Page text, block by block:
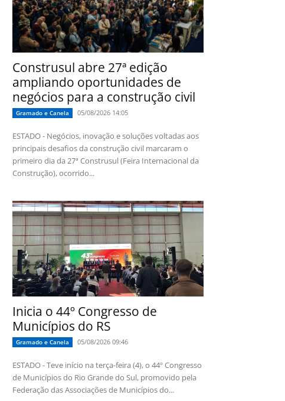
Construsul abre 27ª edição
ampliando oportunidades de
negócios para a construção civil
Gramado e Canela 05/08/2026 14:05
ESTADO - Negócios, inovação e soluções voltadas aos
principais desafios da construção civil marcaram o
primeiro dia da 27ª Construsul (Feira Internacional da
Construção), ocorrido...
Inicia o 44º Congresso de
Municípios do RS
Gramado e Canela 05/08/2026 09:46
ESTADO - Teve início na terça-feira (4), o 44º Congresso
de Municípios do Rio Grande do Sul, promovido pela
Federação das Associações de Municípios do...